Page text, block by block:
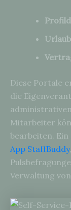
Diese Portale
die
Mitarbeiter
bearbeiten.
App StaffBuddy
Verwaltung